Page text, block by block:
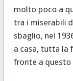
molto poco a
tra i miserabili
sbaglio, nel
a casa, tutta la
fronte a